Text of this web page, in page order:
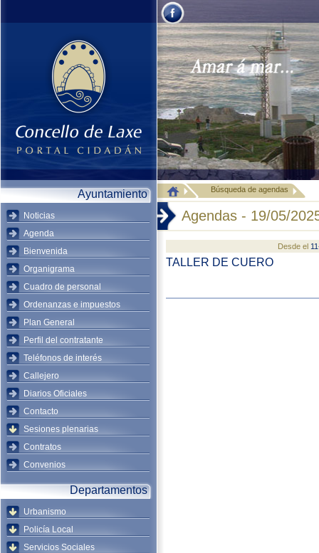
Ayuntamiento
Noticias
Agenda
Bienvenida
Organigrama
Cuadro de personal
Ordenanzas e impuestos
Plan General
Perfil del contratante
Teléfonos de interés
Callejero
Diarios Oficiales
Contacto
Sesiones plenarias
Contratos
Convenios
Departamentos
Urbanismo
Policía Local
Servicios Sociales
Búsqueda de agendas
Agendas - 19/05/
Desde el
TALLER DE CUERO